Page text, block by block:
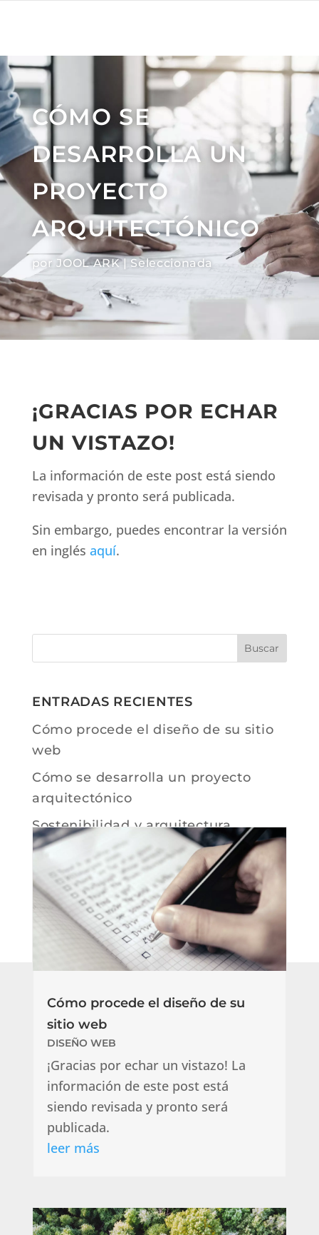
CÓMO SE
DESARROLLA UN
PROYECTO
ARQUITECTÓNICO
porJOOL ARK|Seleccionada
¡GRACIAS POR ECHAR
UN VISTAZO!
La información de este post está siendo
revisada y pronto será publicada.
Sin embargo, puedes encontrar la versión
en inglés aquí.
ENTRADAS RECIENTES
Cómo procede el diseño de su sitio
web
Cómo se desarrolla un proyecto
arquitectónico
Sostenibilidad y arquitectura
Cuánto cuesta contratar un
arquitecto
Cómo procede el diseño de su
sitio web
DISEÑO WEB
¡Gracias por echar un vistazo! La
información de este post está
siendo revisada y pronto será
publicada.
leer más